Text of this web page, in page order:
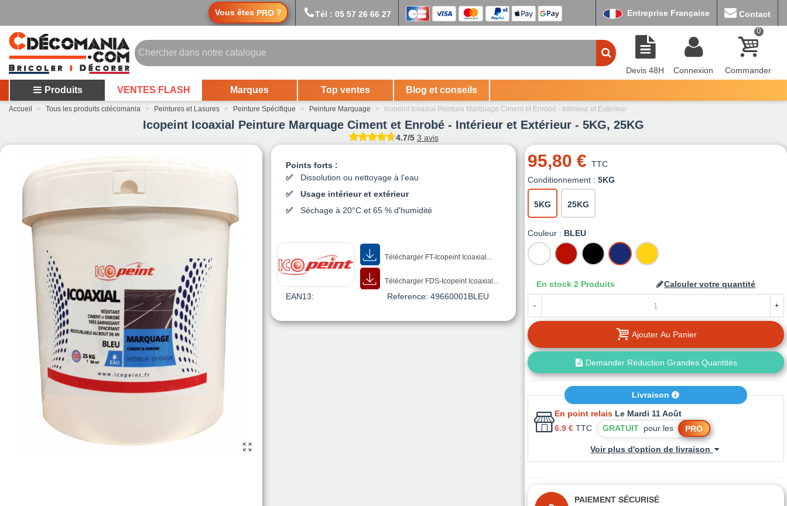
Vous êtes PRO ? Tél : 05 57 26 66 27 Entreprise Française Contact
Devis 48H Connexion
0
Commander
Produits VENTES FLASH Marques Top ventes Blog et conseils
Accueil > Tous les produits cdécomania > Peintures et Lasures > Peinture Spécifique > Peinture Marquage > Icopeint Icoaxial Peinture Marquage Ciment et Enrobé - Intérieur et Extérieur
Icopeint Icoaxial Peinture Marquage Ciment et Enrobé - Intérieur et Extérieur - 5KG, 25KG
4.7/5 3 avis
Points forts :
Dissolution ou nettoyage à l'eau
Usage intérieur et extérieur
Séchage à 20°C et 65 % d'humidité
Télécharger FT-Icopeint Icoaxial...
Télécharger FDS-Icopeint Icoaxial...
EAN13: Reference: 49660001BLEU
95,80 € TTC
Conditionnement : 5KG
5KG 25KG
Couleur : BLEU
BLANC ROUGENOIR BLEU JAUNE
En stock 2 Produits Calculer votre quantité
- +
Ajouter Au Panier
Demander Réduction Grandes Quantités
Livraison
En point relais Le Mardi 11 Août
6.9 € TTC GRATUITpour les PRO
Voir plus d'option de livraison
PAIEMENT SÉCURISÉ